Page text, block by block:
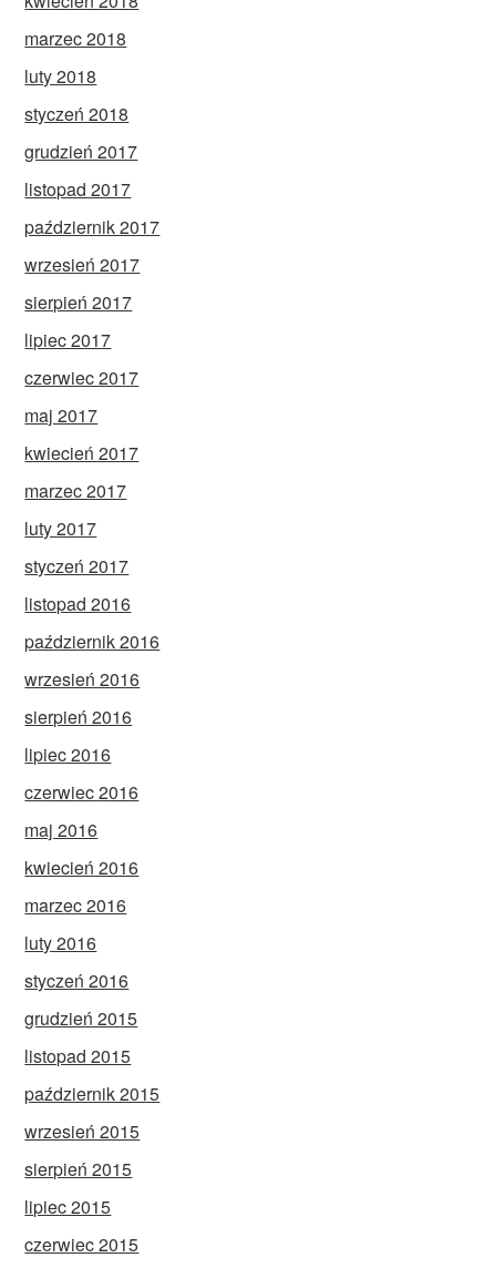
marzec 2018
luty 2018
styczeń 2018
grudzień 2017
listopad 2017
październik 2017
wrzesień 2017
sierpień 2017
lipiec 2017
czerwiec 2017
maj 2017
kwiecień 2017
marzec 2017
luty 2017
styczeń 2017
listopad 2016
październik 2016
wrzesień 2016
sierpień 2016
lipiec 2016
czerwiec 2016
maj 2016
kwiecień 2016
marzec 2016
luty 2016
styczeń 2016
grudzień 2015
listopad 2015
październik 2015
wrzesień 2015
sierpień 2015
lipiec 2015
czerwiec 2015